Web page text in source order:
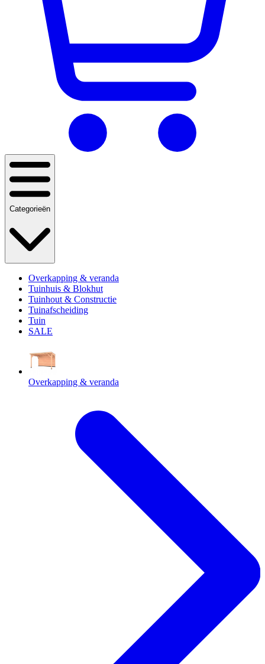
Categorieën
Overkapping & veranda
Tuinhuis & Blokhut
Tuinhout & Constructie
Tuinafscheiding
Tuin
SALE
Overkapping & veranda